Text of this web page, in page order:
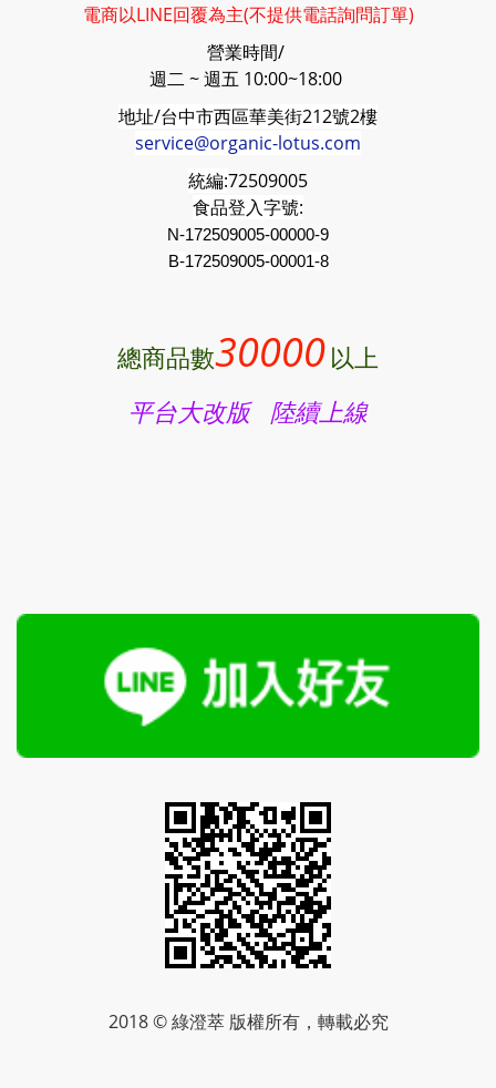
電商以LINE回覆為主(不提供電話詢問訂單)
營業時間/
週二 ~ 週五 10:00~18:00
地址/台中市西區華美街212號2樓
service@organic-lotus.com
統編:72509005
食品登入字號:
N-172509005-00000-9
B-172509005-00001-8
總商品數30000 以上
平台大改版 陸續上線
2018 © 綠澄萃 版權所有，轉載必究